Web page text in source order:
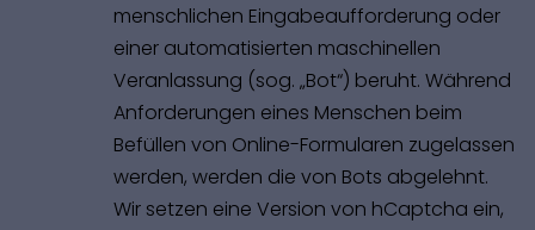
menschlichen Eingabeaufforderung oder
einer automatisierten maschinellen
Veranlassung (sog. „Bot“) beruht. Während
Anforderungen eines Menschen beim
Befüllen von Online-Formularen zugelassen
werden, werden die von Bots abgelehnt.
Wir setzen eine Version von hCaptcha ein,